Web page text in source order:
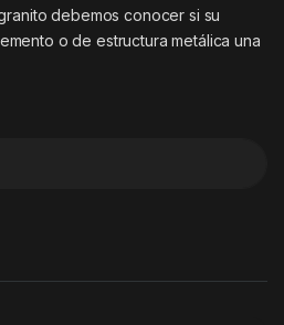
debemos conocer si su
o de estructura metálica una